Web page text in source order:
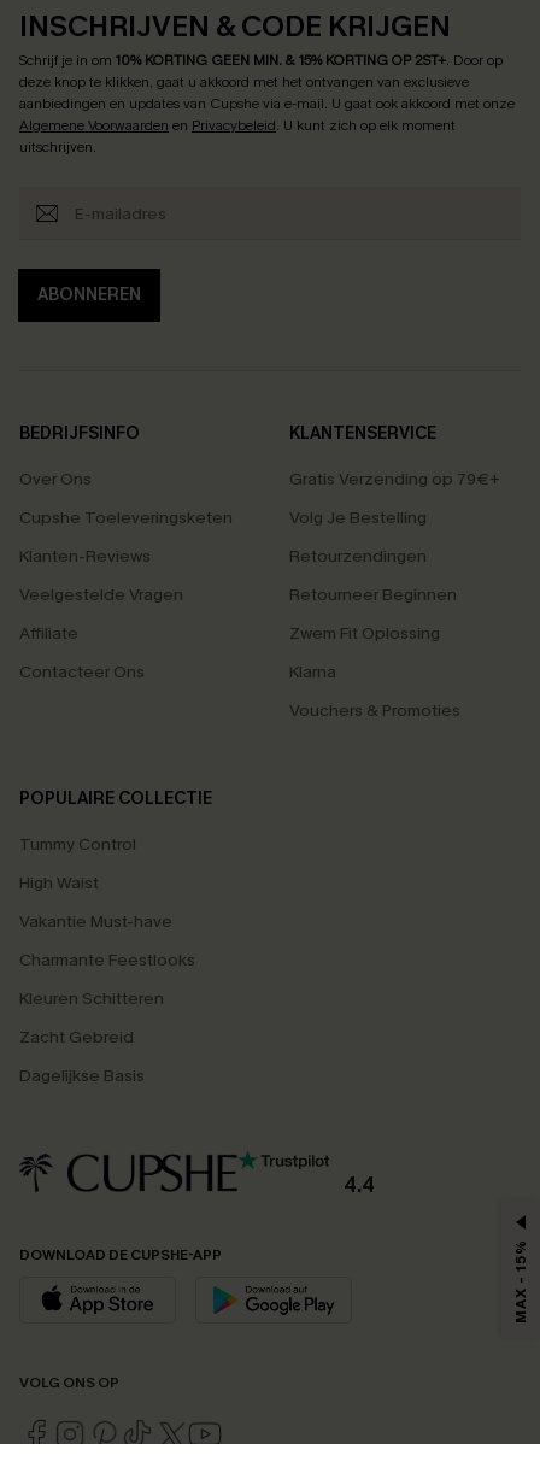
INSCHRIJVEN & CODE KRIJGEN
Schrijf je in om 10% KORTING GEEN MIN. & 15% KORTING OP 2ST+. Door op
deze knop te klikken, gaat u akkoord met het ontvangen van exclusieve
aanbiedingen en updates van Cupshe via e-mail. U gaat ook akkoord met onze
Algemene Voorwaarden en Privacybeleid. U kunt zich op elk moment
uitschrijven.
ABONNEREN
BEDRIJFSINFO
Over Ons
Cupshe Toeleveringsketen
Klanten-Reviews
Veelgestelde Vragen
Affiliate
Contacteer Ons
KLANTENSERVICE
Gratis Verzending op 79€+
Volg Je Bestelling
Retourzendingen
Retourneer Beginnen
Zwem Fit Oplossing
Klarna
Vouchers & Promoties
POPULAIRE COLLECTIE
Tummy Control
High Waist
Vakantie Must-have
Charmante Feestlooks
Kleuren Schitteren
Zacht Gebreid
Dagelijkse Basis
4.4
DOWNLOAD DE CUPSHE-APP
VOLG ONS OP
MAX - 15%